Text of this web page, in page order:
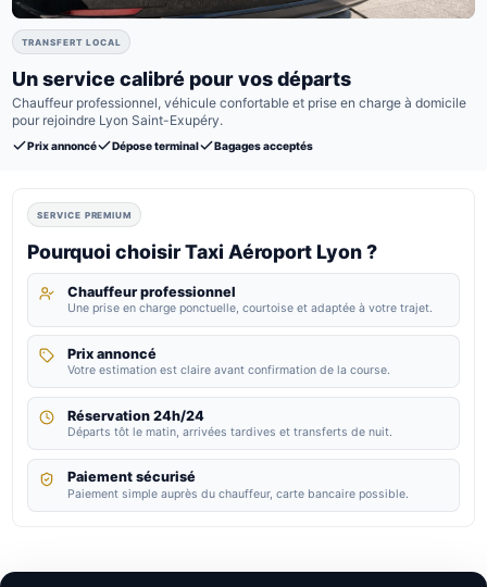
TRANSFERT LOCAL
Un service calibré pour vos départs
Chauffeur professionnel, véhicule confortable et prise en charge à domicile
pour rejoindre Lyon Saint-Exupéry.
Prix annoncé Dépose terminal Bagages acceptés
SERVICE PREMIUM
Pourquoi choisir Taxi Aéroport Lyon ?
Chauffeur professionnel
Une prise en charge ponctuelle, courtoise et adaptée à votre trajet.
Prix annoncé
Votre estimation est claire avant confirmation de la course.
Réservation 24h/24
Départs tôt le matin, arrivées tardives et transferts de nuit.
Paiement sécurisé
Paiement simple auprès du chauffeur, carte bancaire possible.